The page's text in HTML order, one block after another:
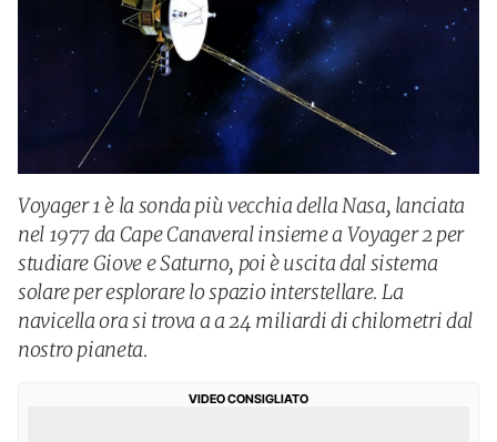
Voyager 1 è la sonda più vecchia della Nasa, lanciata
nel 1977 da Cape Canaveral insieme a Voyager 2 per
studiare Giove e Saturno, poi è uscita dal sistema
solare per esplorare lo spazio interstellare. La
navicella ora si trova a a 24 miliardi di chilometri dal
nostro pianeta.
VIDEO CONSIGLIATO